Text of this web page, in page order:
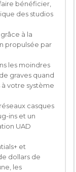
bénéficier,
des studios
à la
propulsée par
les moindres
graves quand
à votre système
casques
ins et un
UAD
et
dollars de
les